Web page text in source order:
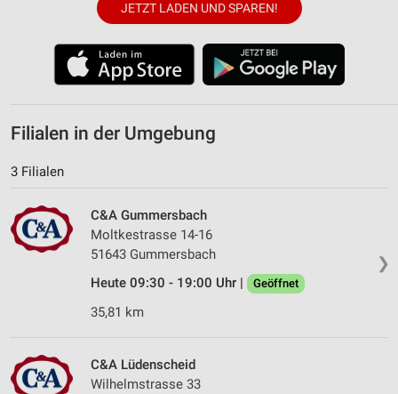
JETZT LADEN UND SPAREN!
Filialen in der Umgebung
3 Filialen
❯
C&A Gummersbach
Moltkestrasse 14-16
51643 Gummersbach
Heute 09:30 - 19:00 Uhr |
Geöffnet
35,81 km
C&A Lüdenscheid
Wilhelmstrasse 33